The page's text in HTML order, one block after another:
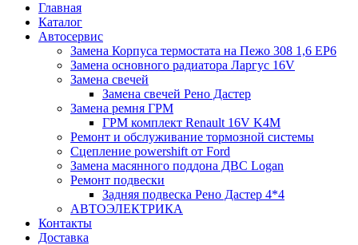
Главная
Каталог
Автосервис
Замена Корпуса термостата на Пежо 308 1,6 EP6
Замена основного радиатора Ларгус 16V
Замена свечей
Замена свечей Рено Дастер
Замена ремня ГРМ
ГРМ комплект Renault 16V K4M
Ремонт и обслуживание тормозной системы
Сцепление powershift от Ford
Замена масянного поддона ДВС Logan
Ремонт подвески
Задняя подвеска Рено Дастер 4*4
АВТОЭЛЕКТРИКА
Контакты
Доставка